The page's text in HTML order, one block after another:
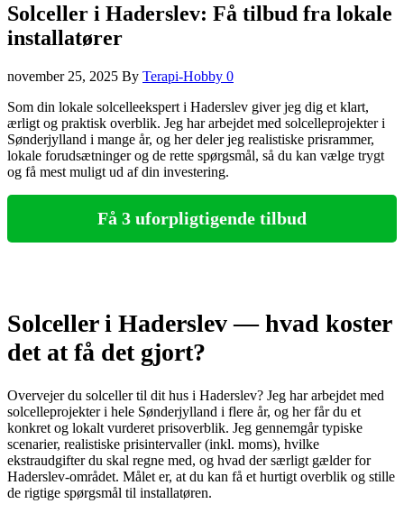
Solceller i Haderslev: Få tilbud fra lokale
installatører
november 25, 2025 By Terapi-Hobby 0
Som din lokale solcelleekspert i Haderslev giver jeg dig et klart,
ærligt og praktisk overblik. Jeg har arbejdet med solcelleprojekter i
Sønderjylland i mange år, og her deler jeg realistiske prisrammer,
lokale forudsætninger og de rette spørgsmål, så du kan vælge trygt
og få mest muligt ud af din investering.
Få 3 uforpligtigende tilbud
Solceller i Haderslev — hvad koster
det at få det gjort?
Overvejer du solceller til dit hus i Haderslev? Jeg har arbejdet med
solcelleprojekter i hele Sønderjylland i flere år, og her får du et
konkret og lokalt vurderet prisoverblik. Jeg gennemgår typiske
scenarier, realistiske prisintervaller (inkl. moms), hvilke
ekstraudgifter du skal regne med, og hvad der særligt gælder for
Haderslev-området. Målet er, at du kan få et hurtigt overblik og stille
de rigtige spørgsmål til installatøren.